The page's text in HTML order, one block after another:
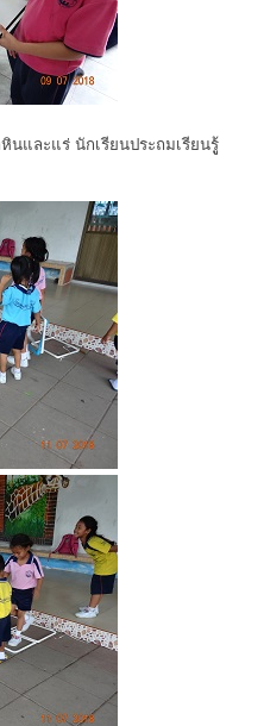
นและแร่ นักเรียนประถมเรียนรูู้